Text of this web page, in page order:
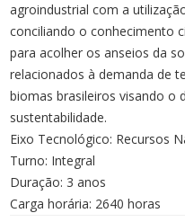
agroindustrial com a
conciliando o conhecimento
para acolher os anseios da
relacionados à demanda de
biomas brasileiros visando o
sustentabilidade.
Eixo Tecnológico: Recursos
Turno: Integral
Duração: 3 anos
Carga horária: 2640 horas